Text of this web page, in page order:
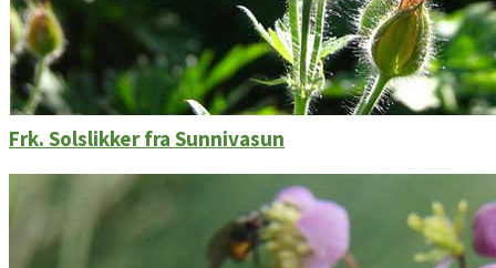
Frk. Solslikker fra Sunnivasun